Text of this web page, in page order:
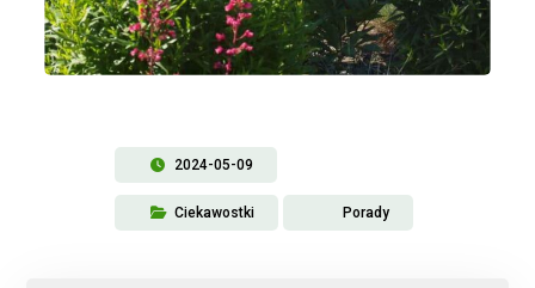
2024-05-09
Ciekawostki Porady